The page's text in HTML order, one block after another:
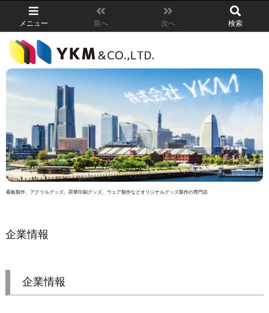
メニュー 前へ 次へ 検索
看板製作、アクリルグッズ、昇華印刷グッズ、ウェア製作などオリジナルグッズ製作の専門店
企業情報
企業情報